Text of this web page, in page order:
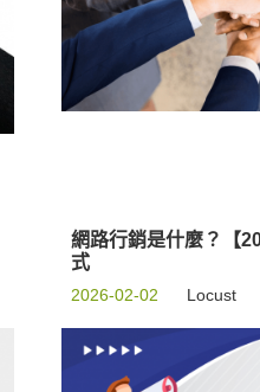
網路行銷是什麼？【
式
2026-02-02 Locust